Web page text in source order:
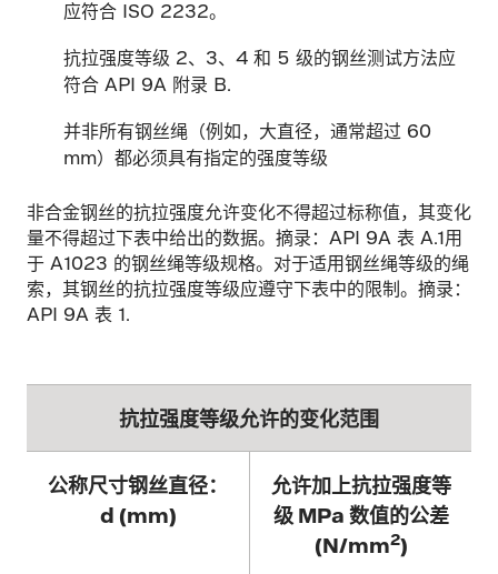
应符合 ISO 2232。
抗拉强度等级 2、3、4 和 5 级的钢丝测试方法应
符合 API 9A 附录 B.
并非所有钢丝绳（例如，大直径，通常超过 60
mm）都必须具有指定的强度等级
非合金钢丝的抗拉强度允许变化不得超过标称值，其变化
量不得超过下表中给出的数据。摘录：API 9A 表 A.1用
于 A1023 的钢丝绳等级规格。对于适用钢丝绳等级的绳
索，其钢丝的抗拉强度等级应遵守下表中的限制。摘录：
API 9A 表 1.
抗拉强度等级允许的变化范围
公称尺寸钢丝直径：
d (mm)
允许加上抗拉强度等
级 MPa 数值的公差
(N/mm2)